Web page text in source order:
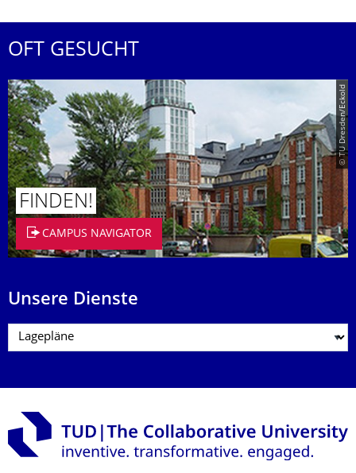
OFT GESUCHT
© TU Dresden/Eckold
FINDEN!
CAMPUS NAVIGATOR
Unsere Dienste